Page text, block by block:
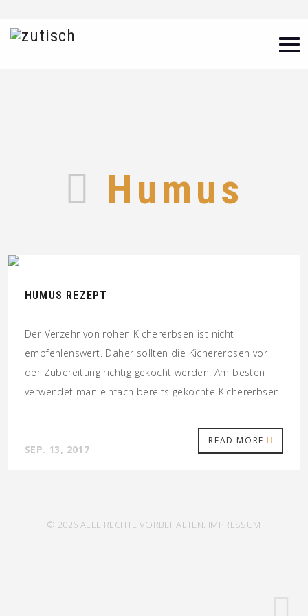
Humus
HUMUS REZEPT
Der Verzehr von rohen Kichererbsen ist nicht
empfehlenswert. Daher sollten die Kichererbsen vor
der Zubereitung richtig gekocht werden. Am besten
verwendet man einfach bereits gekochte Kichererbsen.
READ MORE
SEP. 13, 2017
© 2026 ALLE RECHTE VORBEHALTEN. IMPRESSUM